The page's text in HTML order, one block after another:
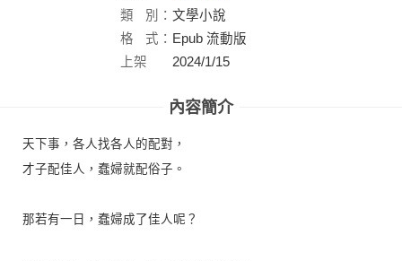
社：
類
別： 文學小說
格
式： Epub 流動版
上架
2024/1/15
內容簡介
天下事，各人找各人的配對，
才子配佳人，蠢婦就配俗子。
那若有一日，蠢婦成了佳人呢？